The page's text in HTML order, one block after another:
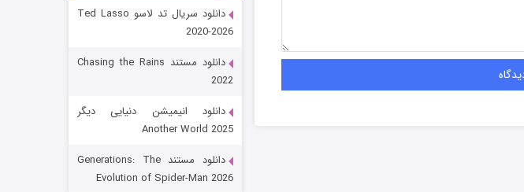
قسمت
دانلود سریال تد لاسو Ted Lasso
2020-2026
دانلود مستند Chasing the Rains
2022
دانلود انیمیشن دنیایی دیگر
Another World 2025
دانلود مستند Generations: The
Evolution of Spider-Man 2026